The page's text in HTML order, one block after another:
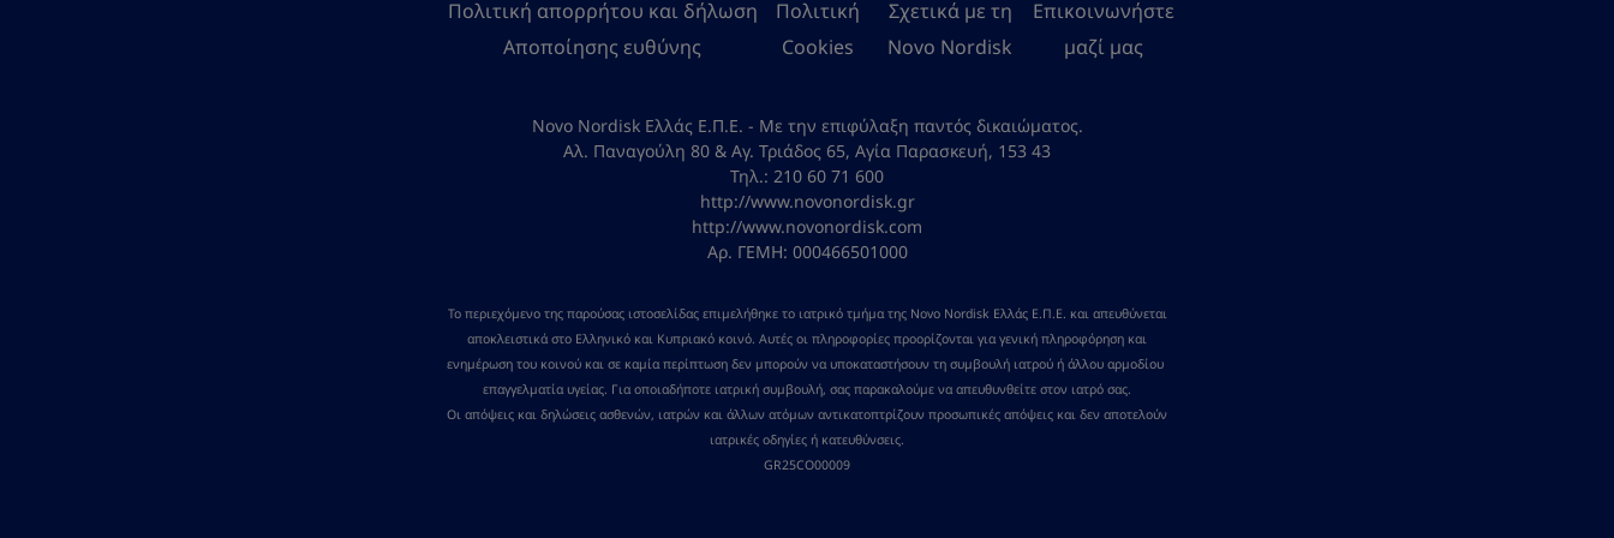
Πολιτική απορρήτου και δήλωση
Αποποίησης ευθύνης
Πολιτική
Cookies
Σχετικά με τη
Novo Nordisk
Επικοινωνήστε
μαζί μας
Novo Nordisk Ελλάς Ε.Π.Ε. - Με την επιφύλαξη παντός δικαιώματος.
Αλ. Παναγούλη 80 & Αγ. Τριάδος 65, Αγία Παρασκευή, 153 43
Τηλ.: 210 60 71 600
http://www.novonordisk.gr
http://www.novonordisk.com
Αρ. ΓΕΜΗ: 000466501000
Το περιεχόμενο της παρούσας ιστοσελίδας επιμελήθηκε το ιατρικό τμήμα της Novo Nordisk Ελλάς Ε.Π.Ε. και απευθύνεται
αποκλειστικά στο Ελληνικό και Κυπριακό κοινό. Αυτές οι πληροφορίες προορίζονται για γενική πληροφόρηση και
ενημέρωση του κοινού και σε καμία περίπτωση δεν μπορούν να υποκαταστήσουν τη συμβουλή ιατρού ή άλλου αρμοδίου
επαγγελματία υγείας. Για οποιαδήποτε ιατρική συμβουλή, σας παρακαλούμε να απευθυνθείτε στον ιατρό σας.
Οι απόψεις και δηλώσεις ασθενών, ιατρών και άλλων ατόμων αντικατοπτρίζουν προσωπικές απόψεις και δεν αποτελούν
ιατρικές οδηγίες ή κατευθύνσεις.
GR25CO00009